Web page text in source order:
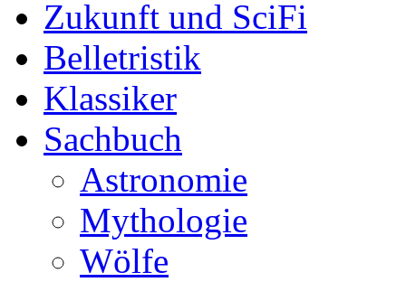
Zukunft und SciFi
Belletristik
Klassiker
Sachbuch
Astronomie
Mythologie
Wölfe